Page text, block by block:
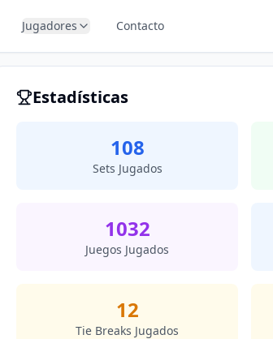
Jugadores Contacto
Estadísticas
108
Sets Jugados
1032
Juegos Jugados
12
Tie Breaks Jugados